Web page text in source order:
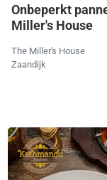
Onbeperkt
Miller's House
The Miller's House
Zaandijk